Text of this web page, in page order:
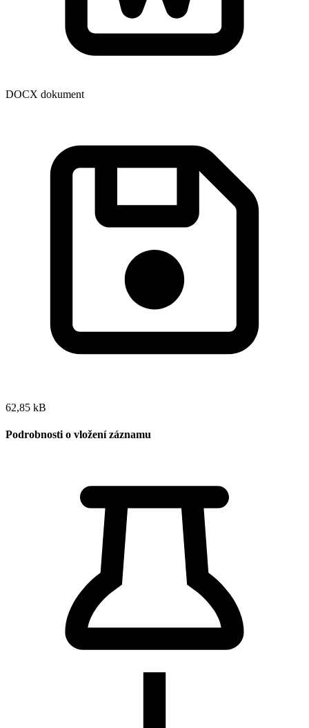
DOCX dokument
62,85 kB
Podrobnosti o vložení záznamu